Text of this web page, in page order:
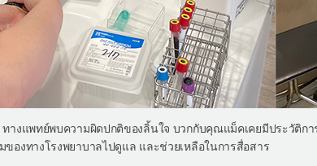
ทางแพทย์พบความผิดปกติของลิ้นใจ บวกกับคุณแม็คเคยมีประวัติก
ของทางโรงพยาบาลไปดูแล และช่วยเหลือในการสื่อสาร